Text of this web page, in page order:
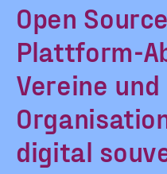
Startseite
LERNEN
MACHEN
BLOG
Open
Plattform-
Vereine und
digital